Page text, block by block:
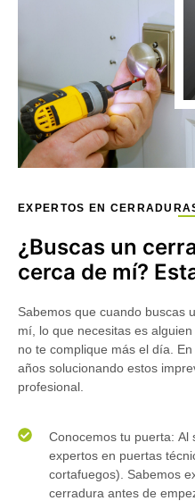
EXPERTOS EN
¿Buscas un
cerca de mí?
Sabemos que cuando buscas
mí , lo que necesitas es
no te complique más el día. En
años solucionando estos
profesional.
Conocemos tu puerta: Al
expertos en puertas
cortafuegos). Sabemos
cerradura antes de